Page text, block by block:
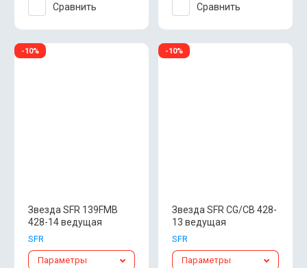
Сравнить Сравнить
-10%
Звезда SFR 139FMB
428-14 ведущая
SFR
Параметры
-10%
Звезда SFR CG/CB 428-
13 ведущая
SFR
Параметры